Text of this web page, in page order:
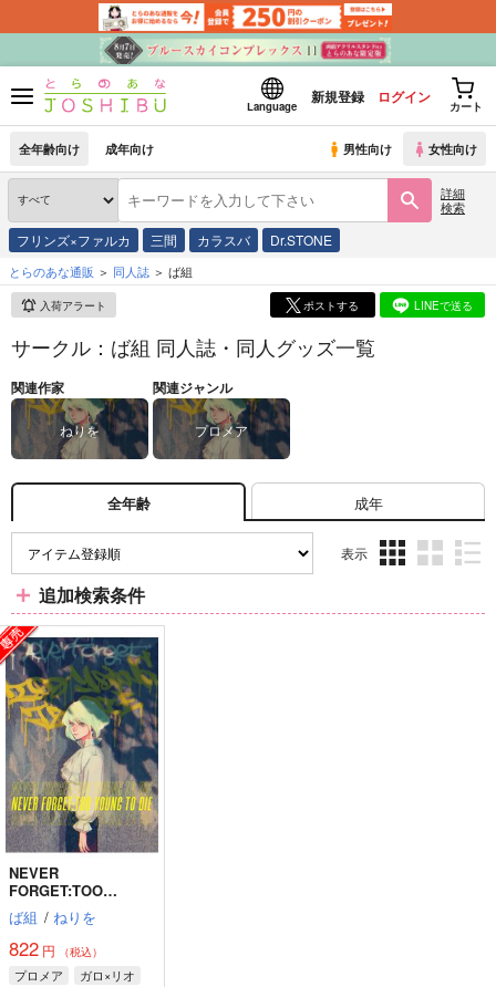
Language
新規登録 ログイン
カート
全年齢向け 成年向け 男性向け 女性向け
詳細
検索
フリンズ×ファルカ 三間 カラスバ Dr.STONE
とらのあな通販 同人誌 ば組
入荷アラート ポストする LINEで送る
サークル：ば組 同人誌・同人グッズ一覧
関連作家
ねりを
関連ジャンル
プロメア
全年齢 成年
表示
ム
ム
ム
追加検索条件
NEVER
FORGET:TOO
YOUNG TO DIE
ば組 / ねりを
822 円 （税込）
プロメア
ガロ×リオ